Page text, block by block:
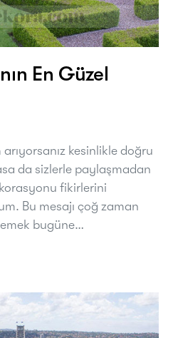
En Güzel
kesinlikle doğru
da sizlerle paylaşmadan
fikirlerini
Bu mesajı çoğ zaman
bugüne…